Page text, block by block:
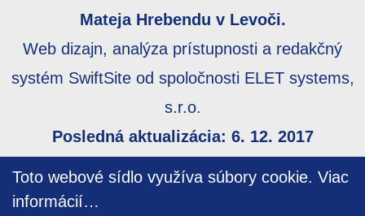
Toto webové sídlo využíva súbory cookie. Viac
informácií…
Mateja Hrebendu v Levoči.
Web dizajn, analýza prístupnosti a redakčný
systém SwiftSite od spoločnosti ELET systems,
s.r.o.
Posledná aktualizácia: 6. 12. 2017
prístupnosti